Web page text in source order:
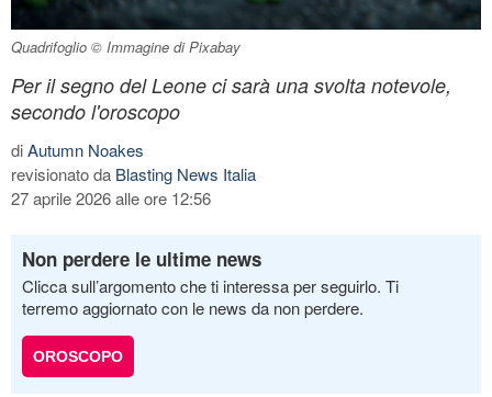
Quadrifoglio © Immagine di Pixabay
Per il segno del Leone ci sarà una svolta notevole,
secondo l'oroscopo
diAutumn Noakes
revisionato da Blasting News Italia
27 aprile 2026 alle ore 12:56
Non perdere le ultime news
Clicca sull’argomento che ti interessa per seguirlo. Ti
terremo aggiornato con le news da non perdere.
OROSCOPO